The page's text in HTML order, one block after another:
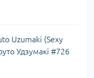
Uzumaki (Sexy
Удзумакі #726